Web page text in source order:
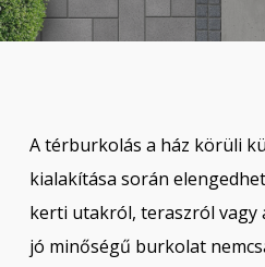
A térburkolás a ház körüli
kialakítása során
kerti utakról, teraszról vagy
jó minőségű burkolat